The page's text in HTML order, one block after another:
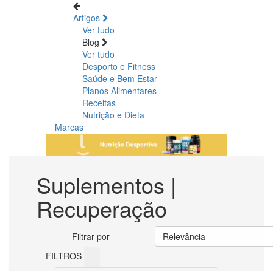
Artigos
Ver tudo
Blog
Ver tudo
Desporto e Fitness
Saúde e Bem Estar
Planos Alimentares
Receitas
Nutrição e Dieta
Marcas
Suplementos |
Recuperação
Filtrar por
Relevância
FILTROS